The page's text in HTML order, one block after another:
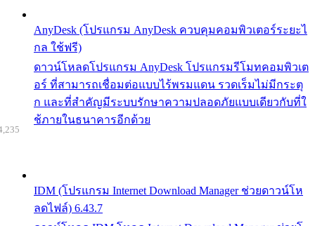
AnyDesk (โปรแกรม AnyDesk ควบคุมคอมพิวเตอร์ระยะไ
กล ใช้ฟรี)
ดาวน์โหลดโปรแกรม AnyDesk โปรแกรมรีโมทคอมพิวเต
อร์ ที่สามารถเชื่อมต่อแบบไร้พรมแดน รวดเร็มไม่มีกระตุ
ก และที่สำคัญมีระบบรักษาความปลอดภัยแบบเดียวกับที่ใ
ช้ภายในธนาคารอีกด้วย
IDM (โปรแกรม Internet Download Manager ช่วยดาวน์โห
ลดไฟล์) 6.43.7